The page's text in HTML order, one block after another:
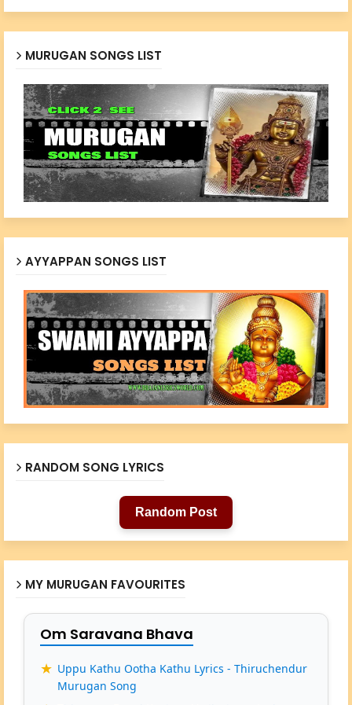
MURUGAN SONGS LIST
AYYAPPAN SONGS LIST
RANDOM SONG LYRICS
Random Post
MY MURUGAN FAVOURITES
Om Saravana Bhava
Uppu Kathu Ootha Kathu Lyrics - Thiruchendur
Murugan Song